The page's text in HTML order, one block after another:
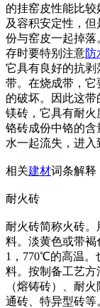
的挂窑皮性能比
及容积安定性，
份与窑皮一起掉
存时要特别注意防
它具有良好的抗
带。在烧成带，
的破坏。因此这
镁砖，它具有耐
铬砖成份中铬的
水一起流失，进入
相关建材词条解释
耐火砖
耐火砖简称火砖
料。淡黄色或带
1，770℃的高温。
料。按制备工艺
（熔铸砖）、耐
通砖、特异型砖